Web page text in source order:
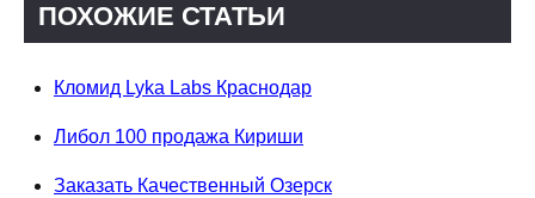
ПОХОЖИЕ СТАТЬИ
Кломид Lyka Labs Краснодар
Либол 100 продажа Кириши
Заказать Качественный Озерск